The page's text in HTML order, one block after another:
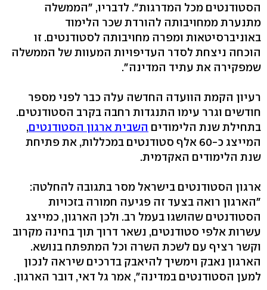
הסטודנטים מכל המדרגות". לדבריו, "הממשלה
מתנערת ממחויבותה להורדת שכר הלימוד
באוניברסיטאות ומפרה מחויבותה לסטודנטים. זו
הוכחה ניצחת לסדר העדיפויות המעוות של הממשלה
שמפקירה את עתיד המדינה".
רעיון הקמת הוועדה החדשה עלה כבר לפני מספר
חודשים וגרר עימו התנגדות רחבה בקרב הסטודנטים.
בתחילת שנת הלימודים השבית ארגון הסטודנטים,
המייצג כ-60 אלף סטודנטים במכללות, את פתיחת
שנת הלימודים האקדמית.
ארגון הסטודנטים בישראל מסר בתגובה להחלטה:
"הארגון רואה בצעד זה פגיעה חמורה בזכויות
הסטודנטים שהושגו בעמל רב. ולכן הארגון, כמייצג
עשרות אלפי סטודנטים, נשאר דרוך תוך בחינה מקרוב
וקשר רציף עם לשכת השרה וכל המתפתח בנושא.
הארגון נאבק וימשיך להיאבק בדרכים שיראה לנכון
למען הסטודנטים במדינה", אמר גל דאי, דובר הארגון.